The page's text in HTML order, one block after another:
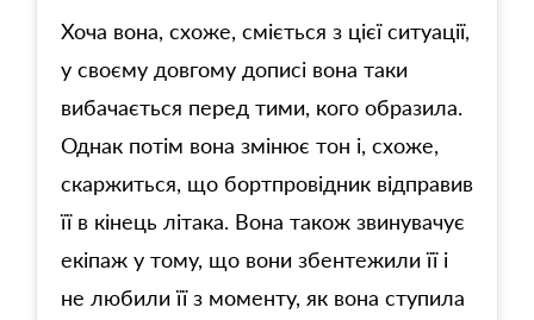
Хоча вона, схоже, сміється з цієї ситуації,
у своєму довгому дописі вона таки
вибачається перед тими, кого образила.
Однак потім вона змінює тон і, схоже,
скаржиться, що бортпровідник відправив
її в кінець літака. Вона також звинувачує
екіпаж у тому, що вони збентежили її і
не любили її з моменту, як вона ступила